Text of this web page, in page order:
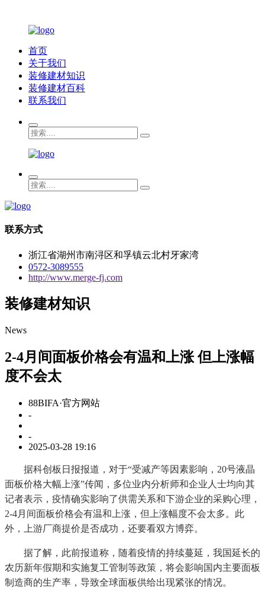
首页
关于我们
装修建材知识
装修建材百科
联系我们
联系方式
浙江省湖州市南浔区和孚镇云北村牙家湾
0572-3089555
http://www.merge-fj.com
装修建材知识
News
2-4月间面板价格会有温和上涨 但上涨幅
度不会太
88BIFA·官方网站
-
-
2025-03-28 19:16
据科创板日报报道，对于“受减产等因素影响，20号液晶
面板价格大幅上涨”传闻，多位业内分析师和企业人士均向其
记者表示，疫情确实影响了供需关系和下游企业的采购心理，
2-4月间面板价格会有温和上涨，但上涨幅度不会太多。此
外，上游厂商提价是否成功，还要看双方博弈。
据了解，此前报道称，随着疫情的持续蔓延，我国延长的
农历新年假期和实施复工管制等政策，将会影响国内主要面板
制造商的生产率，导致全球面板供给出现紧张的情况。